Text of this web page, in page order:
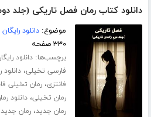
دانلود کتاب رمان فصل تاریکی (جلد
موضوع:دانلود
۳۳۰ صفحه
برچسب‌ها:دانلود
فارسی تخیلی،
فانتزی،رمان تخیلی
رمان تخیلی،دانلود
رمان جدید،رمان جدید